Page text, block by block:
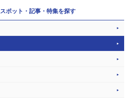
スポット・記事・特集を探す